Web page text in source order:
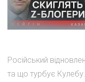
Російський
та що турбує Кулебу.